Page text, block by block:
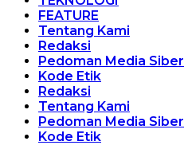
FEATURE
Tentang Kami
Redaksi
Pedoman Media Siber
Kode Etik
Redaksi
Tentang Kami
Pedoman Media Siber
Kode Etik